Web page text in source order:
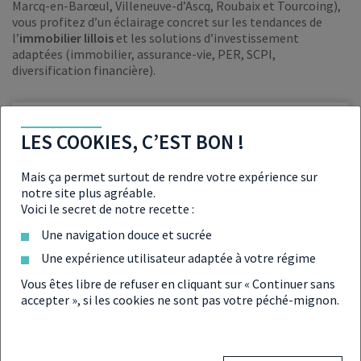
Marcq-en-Barœul, Villeneuve-d’Ascq, Roubaix et Tourcoing),
vous profitez d’un éclairage concret sur les tendances de
l’immobilier lillois et les solutions d’investissement
adaptées (immobilier, assurance-vie, PER, SCPI,
diversification financière).
OBTENIR VOTRE BILAN PATRIMONIAL
En moins de 10 minutes, gratuitement & sans
engagement
LES COOKIES, C’EST BON !
Mais ça permet surtout de rendre votre expérience sur
notre site plus agréable.
Voici le secret de notre recette :
Une navigation douce et sucrée
Une expérience utilisateur adaptée à votre régime
Vous êtes libre de refuser en cliquant sur « Continuer sans
accepter », si les cookies ne sont pas votre péché-mignon.